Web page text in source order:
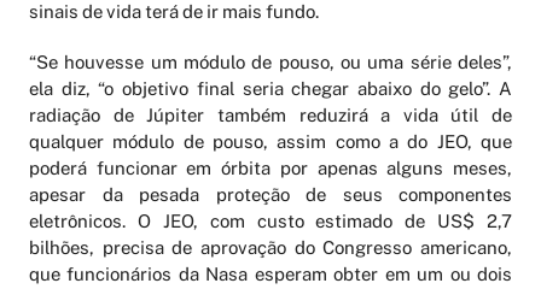
sinais de vida terá de ir mais fundo.
“Se houvesse um módulo de pouso, ou uma série deles”,
ela diz, “o objetivo final seria chegar abaixo do gelo”. A
radiação de Júpiter também reduzirá a vida útil de
qualquer módulo de pouso, assim como a do JEO, que
poderá funcionar em órbita por apenas alguns meses,
apesar da pesada proteção de seus componentes
eletrônicos. O JEO, com custo estimado de US$ 2,7
bilhões, precisa de aprovação do Congresso americano,
que funcionários da Nasa esperam obter em um ou dois